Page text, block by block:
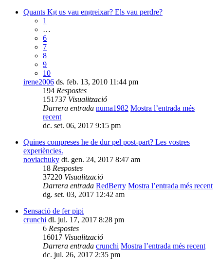
Quants Kg us vau engreixar? Els vau perdre?
1
…
6
7
8
9
10
irene2006 ds. feb. 13, 2010 11:44 pm
194 Respostes
151737 Visualització
Darrera entrada numa1982 Mostra l’entrada més
recent
dc. set. 06, 2017 9:15 pm
Quines compreses he de dur pel post-part? Les vostres
experiències.
noviachuky dt. gen. 24, 2017 8:47 am
18 Respostes
37220 Visualització
Darrera entrada RedBerry Mostra l’entrada més recent
dg. set. 03, 2017 12:42 am
Sensació de fer pipi
crunchi dl. jul. 17, 2017 8:28 pm
6 Respostes
16017 Visualització
Darrera entrada crunchi Mostra l’entrada més recent
dc. jul. 26, 2017 2:35 pm